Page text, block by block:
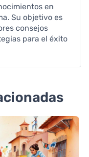
en
Su objetivo es
consejos
para el éxito